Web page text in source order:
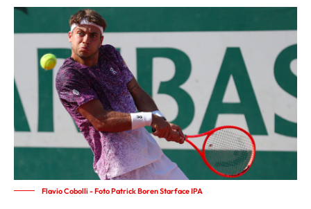
Flavio Cobolli - Foto Patrick Boren Starface IPA